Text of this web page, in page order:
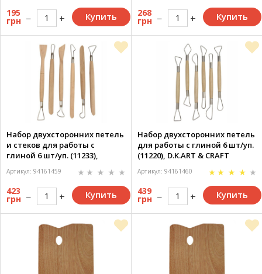
195
грн Купить 268
грн Купить
Набор двухсторонних петель
и стеков для работы с
глиной 6 шт/уп. (11233),
Артикул: 94161459
423
грн Купить
Набор двухсторонних петель
для работы с глиной 6 шт/уп.
(11220), D.K.ART & CRAFT
Артикул: 94161460
439
грн Купить